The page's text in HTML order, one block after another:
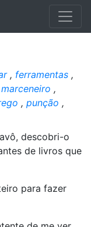
, ferramentas ,
marceneiro ,
, punção ,
descobri-o
de livros que
para fazer